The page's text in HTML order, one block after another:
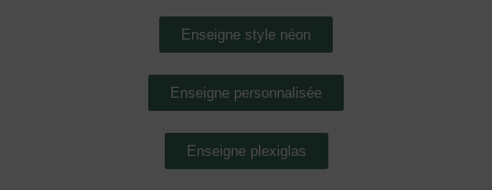
Enseigne style néon
Enseigne personnalisée
Enseigne plexiglas